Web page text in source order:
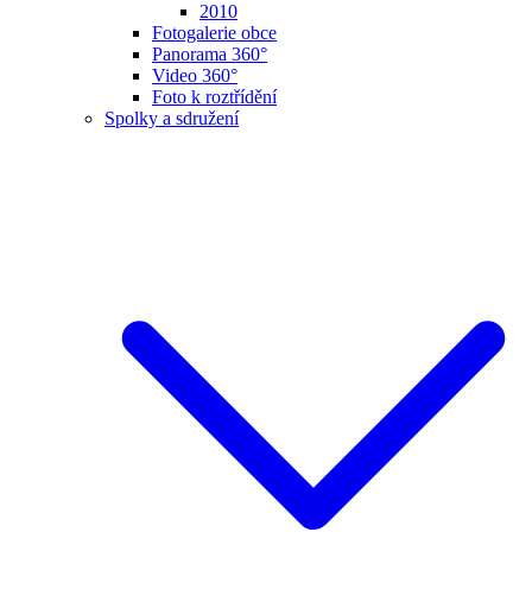
2010
Fotogalerie obce
Panorama 360°
Video 360°
Foto k roztřídění
Spolky a sdružení